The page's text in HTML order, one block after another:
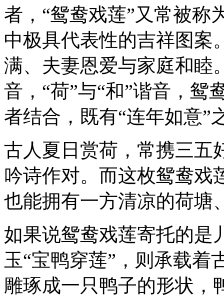
者，“鸳鸯戏莲”又常被称
中极具代表性的吉祥图案
满、夫妻恩爱与家庭和睦
音，“荷”与“和”谐音，鸳
者结合，既有“连年如意”
古人夏日赏荷，常携三五
吟诗作对。而这枚鸳鸯戏
也能拥有一方清凉的荷塘
如果说鸳鸯戏莲寄托的是
玉“宝鸭穿莲”，则承载着
雕琢成一只鸭子的形状，